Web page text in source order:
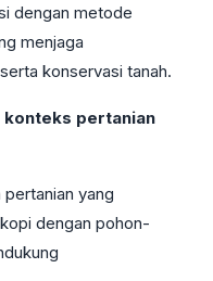
dengan metode
menjaga
konservasi tanah.
pertanian
yang
dengan pohon-